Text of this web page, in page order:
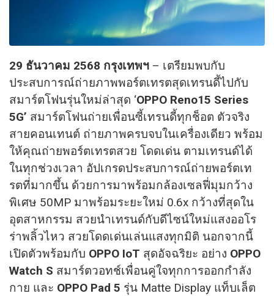
29 ธันวาคม 2568 กรุงเทพฯ – เตรียมพบกับ
ประสบการณ์ถ่ายภาพพอร์ตเทรตสุดเทรนดี้ไปกับ
สมาร์ตโฟนรุ่นใหม่ล่าสุด ‘OPPO Reno15 Series
5G’ สมาร์ตโฟนถ่ายเพื่อนซี้เทรนดี้ทุกช็อต ตัวจริง
สายคอนเทนต์ ถ่ายภาพครบจบในเครื่องเดียว พร้อม
ให้คุณถ่ายพอร์ตเทรตสวย โดดเด่น ตามเทรนด์ได้
ในทุกช่วงเวลา อัปเกรดประสบการณ์ถ่ายพอร์ตเท
รตที่มากขึ้น ด้วยการมาพร้อมกล้องเซลฟี่มุมกว้าง
พิเศษ 50MP มาพร้อมระยะใหม่ 0.6x กว้างที่สุดใน
อุตสาหกรรม สวยนำเทรนด์กับดีไซน์ใหม่แสงออโร
ร่าพลิ้วไหว สวยโดดเด่นเล่นแสงทุกมิติ นอกจากนี้
เปิดตัวพร้อมกับ OPPO IoT สุดอัจฉริยะ อย่าง OPPO
Watch S สมาร์ตวอทช์เพื่อนคู่ใจทุกการออกกำลัง
กาย และ OPPO Pad 5 รุ่น Matte Display แท็บเล็ต